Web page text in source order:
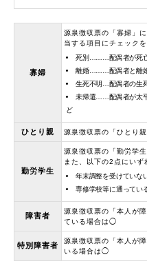
寡婦
源泉徴収票の「寡婦」
当する項目にチェック
死別………配偶者が死亡
離婚………配偶者と離婚
生死不明…配偶者の生
未帰還……配偶者が太
ど
ひとり親 源泉徴収票の「ひとり
勤労学生
源泉徴収票の「勤労学
また、以下の2点にいず
年末調整を受けていな
専修学校等に通ってい
障害者
源泉徴収票の「本人が
ている場合は◯
特別障害者
源泉徴収票の「本人が
いる場合は◯